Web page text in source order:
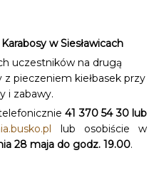
w Siesławicach
uczestników na drugą
z pieczeniem kiełbasek przy
i zabawy.
41 370 54 30 lub
lub osobiście w
28 maja do godz. 19.00.